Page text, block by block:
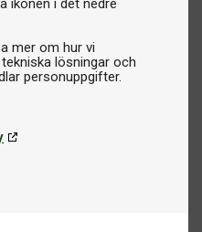
ikonen i det nedre
mer om hur vi
lösningar och